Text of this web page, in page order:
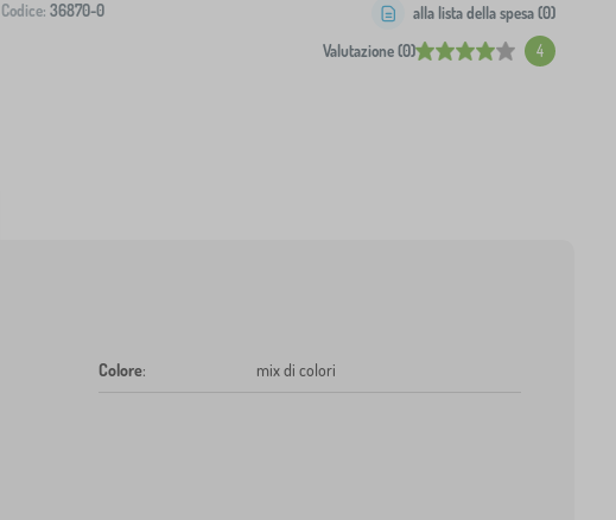
Codice: 36870-0
Valutazione (0) 4
alla lista della spesa (0)
Colore: mix di colori